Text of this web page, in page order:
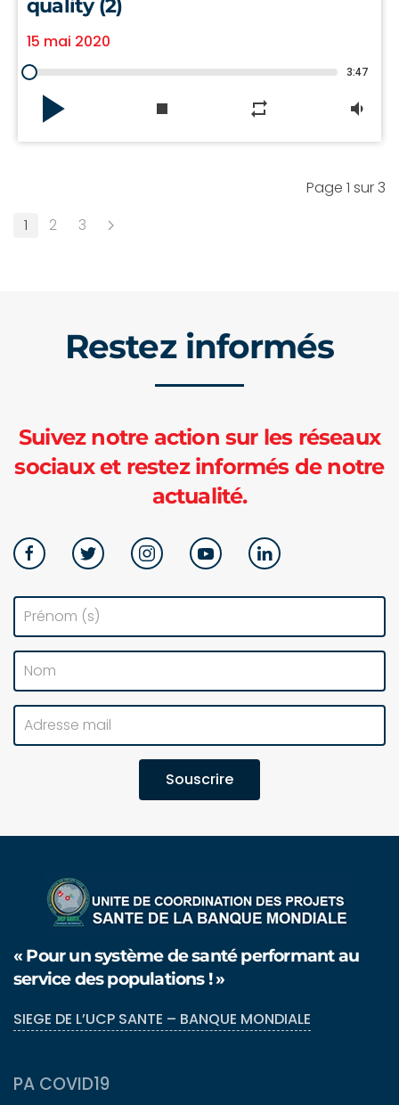
quality (2)
15 mai 2020
3:47
play_arrow stop repeat volume_down
Page 1 sur 3
1
2 3
Restez informés
Suivez notre action sur les réseaux
sociaux et restez informés de notre
actualité.
Souscrire
« Pour un système de santé performant au
service des populations ! »
SIEGE DE L’UCP SANTE – BANQUE MONDIALE
PA COVID19